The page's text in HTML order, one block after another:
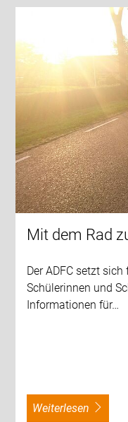
Mit dem Rad
Der ADFC setzt
Schülerinnen und
Informationen für…
weiterlesen